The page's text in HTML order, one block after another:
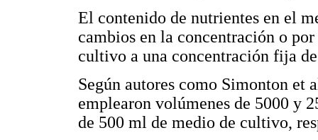
El contenido de nutrientes en el
cambios en la concentración o
cultivo a una concentración fija
Según autores como Simonton et
emplearon volúmenes de 5000 y
de 500 ml de medio de cultivo,